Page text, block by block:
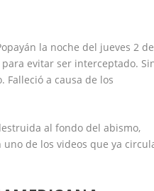
la noche del jueves 2 de
evitar ser interceptado.
a causa de los
al fondo del abismo,
de los videos que ya